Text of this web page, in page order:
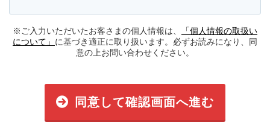
※ご入力いただいたお客さまの個人情報は、
「個人情報の取扱い
について」 に基づき適正に取り扱います。必ずお読みになり、同
意の上お問い合わせください。
同意して確認画面へ進む